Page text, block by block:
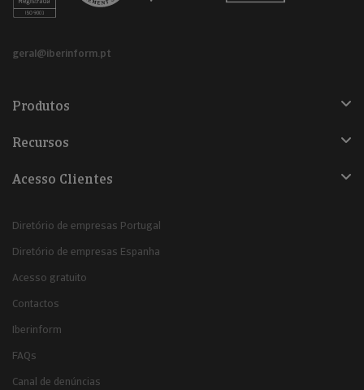
geral@iberinform.pt
Produtos
Recursos
Acesso Clientes
Diretório de empresas Portugal
Diretório de empresas Espanha
Acesso gratuito
Contactos
Iberinform
FAQs
Canal de denúncias